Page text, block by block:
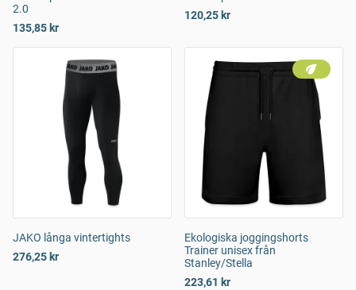
2.0
135,85 kr
120,25 kr
JAKO långa vintertights
276,25 kr
Ekologiska joggingshorts
Trainer unisex från
Stanley/Stella
223,61 kr